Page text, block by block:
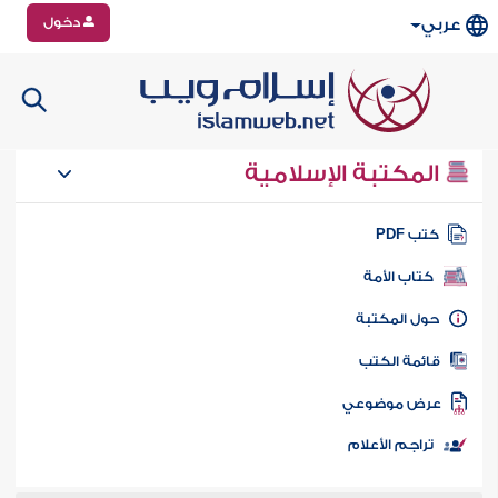
عربي دخول
المكتبة الإسلامية
كتب PDF
كتاب الأمة
المكتبة
الكتب
موضوعي